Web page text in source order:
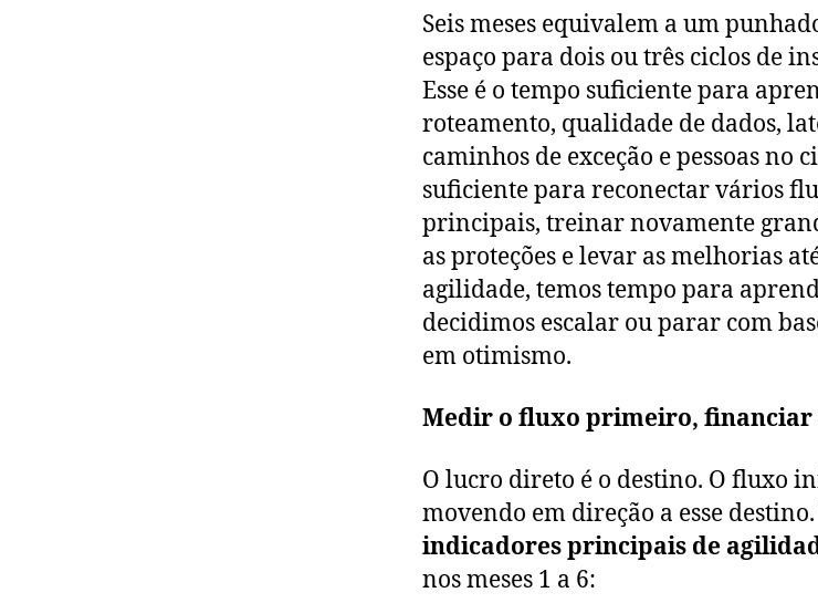
Seis meses equivalem a um
espaço para dois ou três ciclos de
Esse é o tempo suficiente para
roteamento, qualidade de dados,
caminhos de exceção e pessoas no
suficiente para reconectar vários
principais, treinar novamente
as proteções e levar as melhorias
agilidade, temos tempo para
decidimos escalar ou parar com
em otimismo.
Medir o fluxo primeiro, financiar
O lucro direto é o destino. O fluxo
movendo em direção a esse
indicadores principais de
nos meses 1 a 6: